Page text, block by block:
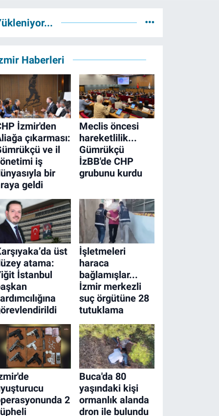
Haberleri
İzmir'den
çıkarması:
ve il
iş
bir
geldi
Meclis öncesi
hareketlilik...
Gümrükçü
İzBB'de CHP
grubunu kurdu
üst
atama:
İstanbul
İşletmeleri
haraca
bağlamışlar...
İzmir merkezli
suç örgütüne 28
tutuklama
2
Buca'da 80
yaşındaki kişi
ormanlık alanda
dron ile bulundu